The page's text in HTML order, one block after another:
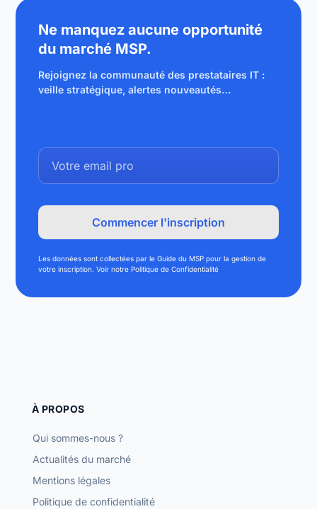
Ne manquez aucune opportunité
du marché MSP.
Rejoignez la communauté des prestataires IT :
veille stratégique, alertes nouveautés…
Les données sont collectées par le Guide du MSP pour la gestion de
votre inscription. Voir notre Politique de Confidentialité
À PROPOS
Qui sommes-nous ?
Actualités du marché
Mentions légales
Politique de confidentialité